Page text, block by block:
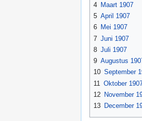
4 Maart 1907
5 April 1907
6 Mei 1907
7 Juni 1907
8 Juli 1907
9 Augustus
10 September
11
Oktober
12 November
13 December